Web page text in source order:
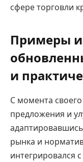
сфере торговли
Примеры
и
С момента
предложения и
рынка и
интегрировался